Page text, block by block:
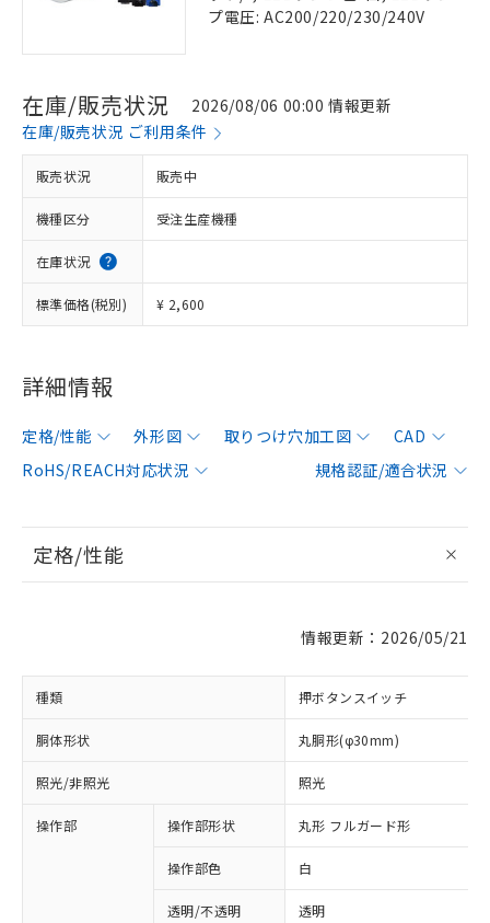
プ電圧: AC200/220/230/240V
在庫/販売状況
2026/08/06 00:00 情報更新
在庫/販売状況 ご利用条件
販売状況 販売中
機種区分 受注生産機種
在庫状況
標準価格(税別) ¥ 2,600
詳細情報
定格/性能 外形図 取りつけ穴加工図
CAD
RoHS/REACH対応状況
規格認証/適合状況
定格/性能
情報更新：2026/05/21
種類 押ボタンスイッチ
胴体形状 丸胴形(φ30mm)
照光/非照光 照光
操作部 操作部形状 丸形 フルガード形
操作部色 白
透明/不透明 透明